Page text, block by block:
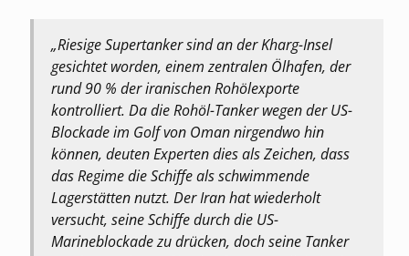
„Riesige Supertanker sind an der Kharg-Insel
gesichtet worden, einem zentralen Ölhafen, der
rund 90 % der iranischen Rohölexporte
kontrolliert. Da die Rohöl-Tanker wegen der US-
Blockade im Golf von Oman nirgendwo hin
können, deuten Experten dies als Zeichen, dass
das Regime die Schiffe als schwimmende
Lagerstätten nutzt. Der Iran hat wiederholt
versucht, seine Schiffe durch die US-
Marineblockade zu drücken, doch seine Tanker